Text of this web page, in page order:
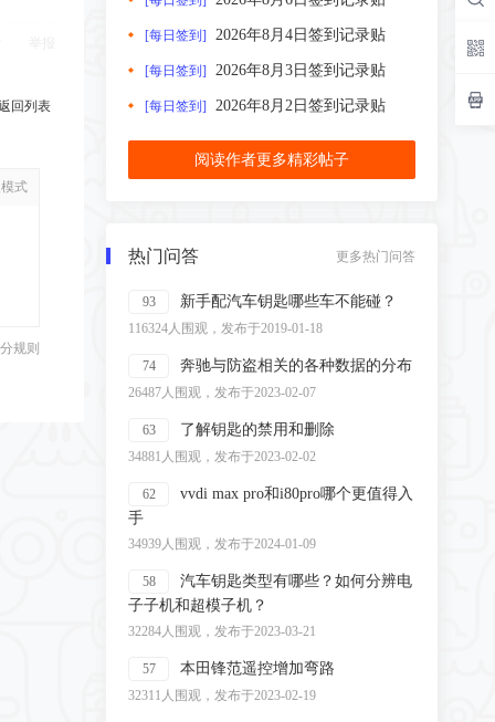
[每日签到] 2026年8月4日签到记录贴
[每日签到] 2026年8月3日签到记录贴
[每日签到] 2026年8月2日签到记录贴
阅读作者更多精彩帖子
热门问答 更多热门问答
93 新手配汽车钥匙哪些车不能碰？
116324人围观，发布于2019-01-18
74 奔驰与防盗相关的各种数据的分布
26487人围观，发布于2023-02-07
63 了解钥匙的禁用和删除
34881人围观，发布于2023-02-02
62
vvdi max pro和i80pro哪个更值得入
手
34939人围观，发布于2024-01-09
58
汽车钥匙类型有哪些？如何分辨电
子子机和超模子机？
32284人围观，发布于2023-03-21
57 本田锋范遥控增加弯路
32311人围观，发布于2023-02-19
回列表
式
规则